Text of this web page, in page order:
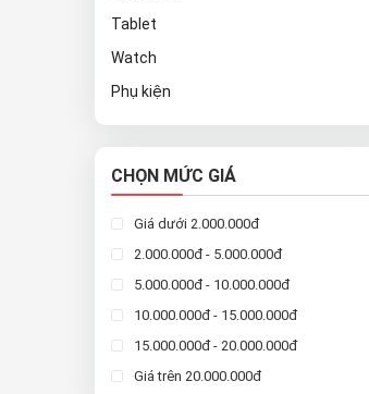
Tablet
Watch
Phụ kiện
CHỌN MỨC GIÁ
Giá dưới 2.000.000đ
2.000.000đ - 5.000.000đ
5.000.000đ - 10.000.000đ
10.000.000đ - 15.000.000đ
15.000.000đ - 20.000.000đ
Giá trên 20.000.000đ